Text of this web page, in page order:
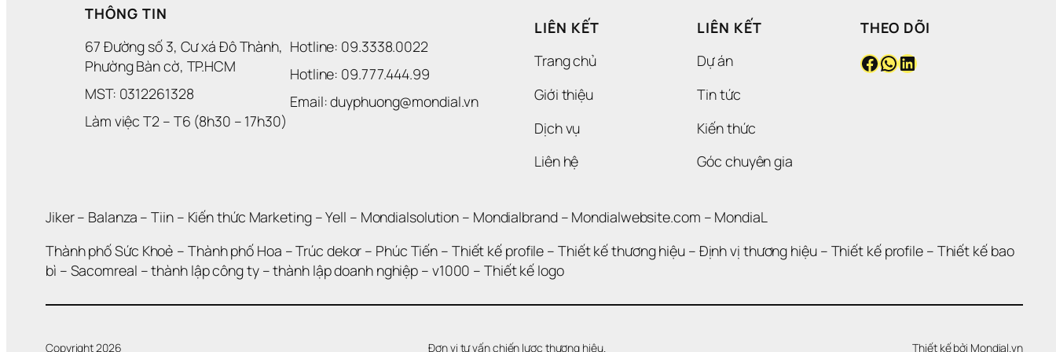
THÔNG TIN
67 Đường số 3, Cư xá Đô Thành,
Phường Bàn cờ, TP.HCM
MST: 0312261328
Làm việc T2 – T6 (8h30 – 17h30)
Hotline: 09.3338.0022
Hotline: 09.777.444.99
Email: duyphuong@mondial.vn
LIÊN KẾT
Trang chủ
Giới thiệu
Dịch vụ
Liên hệ
LIÊN KẾT
Dự án
Tin tức
Kiến thức
Góc chuyên gia
THEO DÕI
Facebook WhatsApp LinkedIn
Jiker – Balanza – Tiin – Kiến thức Marketing – Yell – Mondialsolution – Mondialbrand – Mondialwebsite.com – MondiaL
Thành phố Sức Khoẻ – Thành phố Hoa – Trúc dekor – Phúc Tiến – Thiết kế profile – Thiết kế thương hiệu – Định vị thương hiệu – Thiết kế profile – Thiết kế bao
bì – Sacomreal – thành lập công ty – thành lập doanh nghiệp – v1000 – Thiết kế logo
Copyright 2026 Đơn vị tư vấn chiến lược thương hiệu. Thiết kế bởi Mondial.vn